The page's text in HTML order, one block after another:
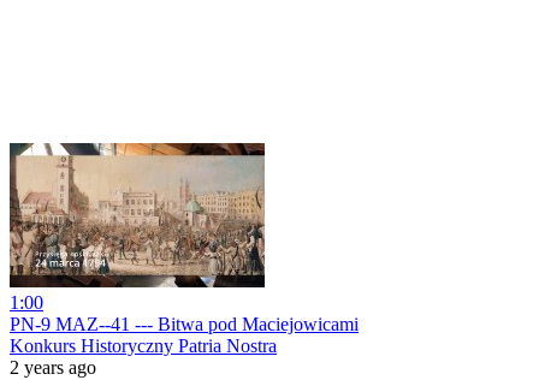
1:00
PN-9 MAZ--41 --- Bitwa pod Maciejowicami
Konkurs Historyczny Patria Nostra
2 years ago